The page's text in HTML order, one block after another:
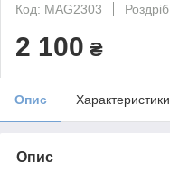
Код: MAG2303
Роздріб
2 100 ₴
Опис Характеристики
Опис